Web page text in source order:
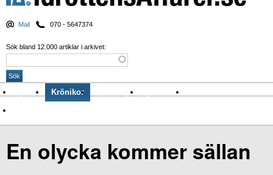
Mail 070 - 5647374
Sök bland 12.000 artiklar i arkivet:
Nyheter Krönikor Sport & spel Nyhetsbrev
En olycka kommer sällan